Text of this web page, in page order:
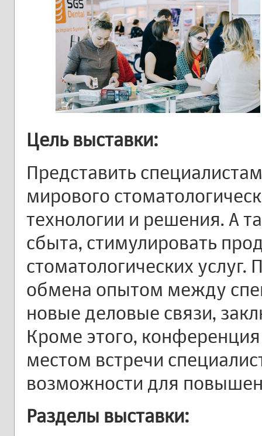
Цель выставки:
Представить
мирового
технологии и решения. А
сбыта, стимулировать
стоматологических
обмена опытом между
новые деловые связи,
Кроме этого,
местом встречи
возможности для
Разделы выставки: